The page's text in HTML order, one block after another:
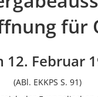
für
12. Februar
(ABl. EKKPS S. 91)